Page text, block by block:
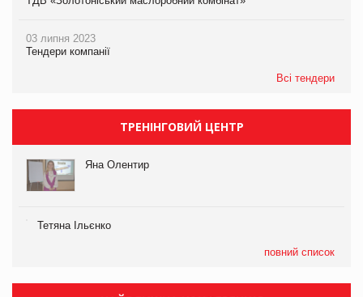
03 липня 2023
Тендери компанії
Всі тендери
ТРЕНІНГОВИЙ ЦЕНТР
Яна Олентир
Тетяна Ільєнко
повний список